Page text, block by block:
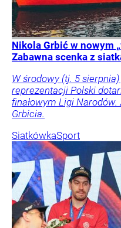
Nikola Grbić w nowym
Zabawna scenka z
W środowy (tj. 5
reprezentacji Polski
finałowym Ligi
Grbicia.
SiatkówkaSport